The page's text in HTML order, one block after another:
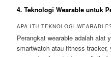
4. Teknologi Wearable untuk
APA ITU TEKNOLOGI WEARABLE?
Perangkat wearable adalah alat
smartwatch atau fitness tracker,